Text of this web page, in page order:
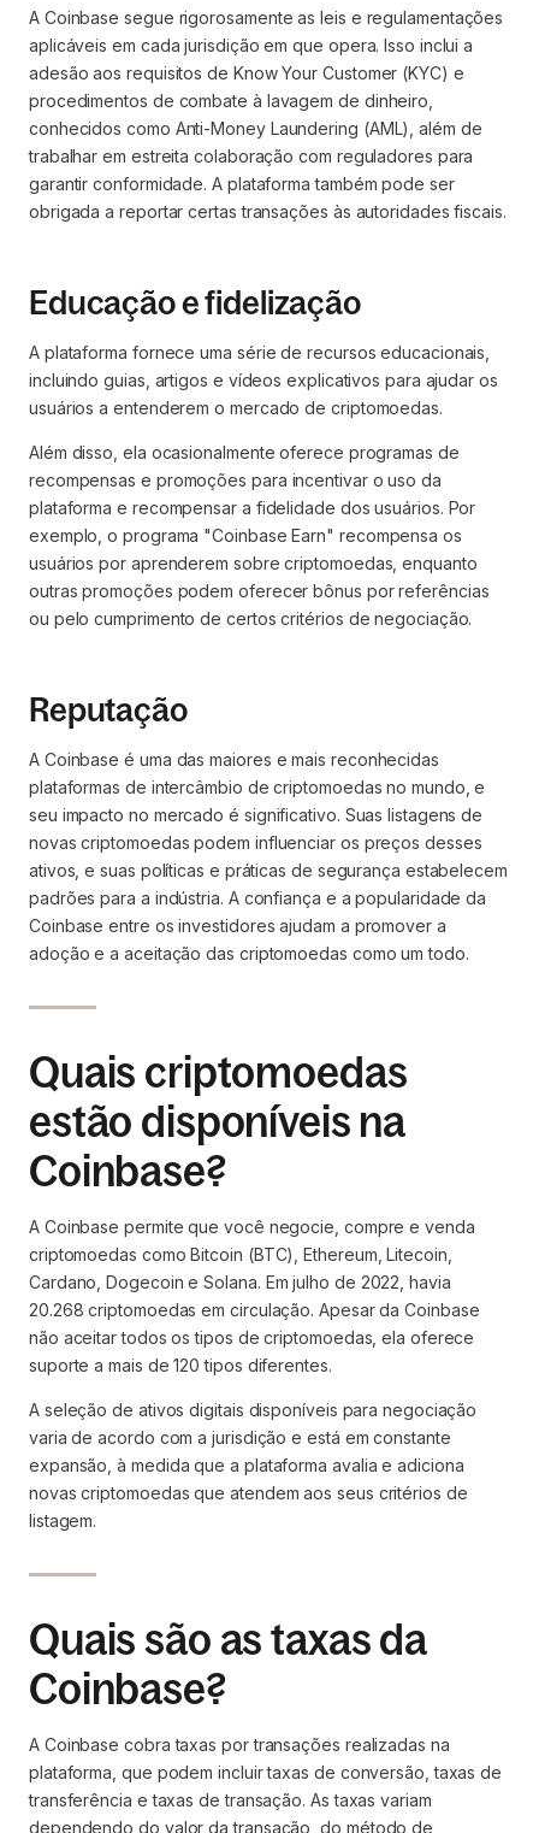
A Coinbase segue rigorosamente as leis e regulamentações
aplicáveis em cada jurisdição em que opera. Isso inclui a
adesão aos requisitos de Know Your Customer (KYC) e
procedimentos de combate à lavagem de dinheiro,
conhecidos como Anti-Money Laundering (AML), além de
trabalhar em estreita colaboração com reguladores para
garantir conformidade. A plataforma também pode ser
obrigada a reportar certas transações às autoridades fiscais.
Educação e fidelização
A plataforma fornece uma série de recursos educacionais,
incluindo guias, artigos e vídeos explicativos para ajudar os
usuários a entenderem o mercado de criptomoedas.
Além disso, ela ocasionalmente oferece programas de
recompensas e promoções para incentivar o uso da
plataforma e recompensar a fidelidade dos usuários. Por
exemplo, o programa "Coinbase Earn" recompensa os
usuários por aprenderem sobre criptomoedas, enquanto
outras promoções podem oferecer bônus por referências
ou pelo cumprimento de certos critérios de negociação.
Reputação
A Coinbase é uma das maiores e mais reconhecidas
plataformas de intercâmbio de criptomoedas no mundo, e
seu impacto no mercado é significativo. Suas listagens de
novas criptomoedas podem influenciar os preços desses
ativos, e suas políticas e práticas de segurança estabelecem
padrões para a indústria. A confiança e a popularidade da
Coinbase entre os investidores ajudam a promover a
adoção e a aceitação das criptomoedas como um todo.
Quais criptomoedas
estão disponíveis na
Coinbase?
A Coinbase permite que você negocie, compre e venda
criptomoedas como Bitcoin (BTC), Ethereum, Litecoin,
Cardano, Dogecoin e Solana. Em julho de 2022, havia
20.268 criptomoedas em circulação. Apesar da Coinbase
não aceitar todos os tipos de criptomoedas, ela oferece
suporte a mais de 120 tipos diferentes.
A seleção de ativos digitais disponíveis para negociação
varia de acordo com a jurisdição e está em constante
expansão, à medida que a plataforma avalia e adiciona
novas criptomoedas que atendem aos seus critérios de
listagem.
Quais são as taxas da
Coinbase?
A Coinbase cobra taxas por transações realizadas na
plataforma, que podem incluir taxas de conversão, taxas de
transferência e taxas de transação. As taxas variam
dependendo do valor da transação, do método de